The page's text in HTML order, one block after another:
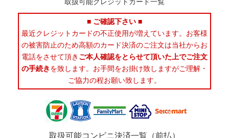
取扱可能クレジットカード一覧
■ ご確認下さい ■
最近クレジットカードの不正使用が増えています。お客様
の被害防止のため高額のカード決済のご注文は当社からお
電話をさせて頂き ご本人確認をとらせて頂いた上でご注文
の手続きを致します。お手間をお掛け致しますがご理解・
ご協力の程お願い致します。
取扱可能コンビニ決済一覧（前払）